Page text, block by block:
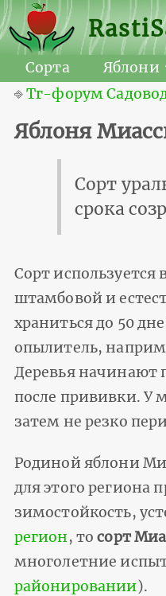
Сорта
Яблони
⎆Тг-форум
Яблоня
Сорт
срока
Сорт используется
штамбовой и
храниться до 50
опылитель,
Деревья начинают
после прививки. У
затем не резко
Родиной яблони
для этого региона
зимостойкость,
регион, тосорт
многолетние
районировании).